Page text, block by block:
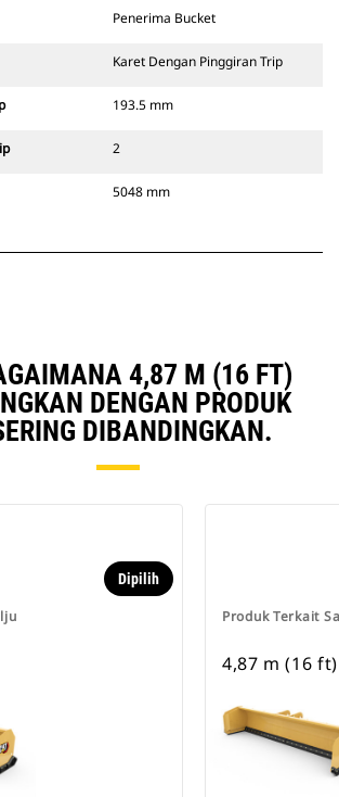
Penerima Bucket
Karet Dengan Pinggiran Trip
193.5 mm
2
5048 mm
4,87 M (16 FT)
DENGAN PRODUK
DIBANDINGKAN.
Dipilih
Produk Terkait
4,87 m (16 ft)